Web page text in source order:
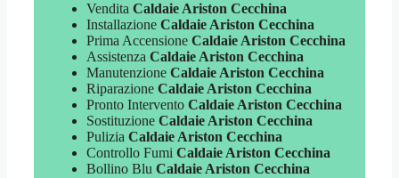
Vendita Caldaie Ariston Cecchina
Installazione Caldaie Ariston Cecchina
Prima Accensione Caldaie Ariston Cecchina
Assistenza Caldaie Ariston Cecchina
Manutenzione Caldaie Ariston Cecchina
Riparazione Caldaie Ariston Cecchina
Pronto Intervento Caldaie Ariston Cecchina
Sostituzione Caldaie Ariston Cecchina
Pulizia Caldaie Ariston Cecchina
Controllo Fumi Caldaie Ariston Cecchina
Bollino Blu Caldaie Ariston Cecchina